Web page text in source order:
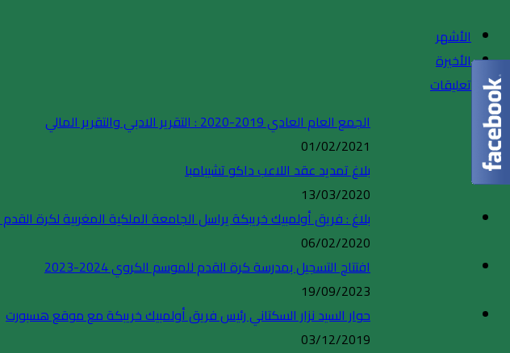
الأشهر
الأخيرة
تعليقات
الجمع العام العادي 2019-2020 : التقرير الادبي والتقرير المالي
01/02/2021
بلاغ تمديد عقد اللاعب داكو تشيبامبا
13/03/2020
بلاغ : فريق أولمبيك خريبكة يراسل الجامعة الملكية المغربية لكرة
06/02/2020
افتتاح التسجيل بمدرسة كرة القدم للموسم الكروي 2024-2023
19/09/2023
حوار السيد نزار السكتاني رئيس فريق أولمبيك خريبكة مع موقع هسبورت
03/12/2019